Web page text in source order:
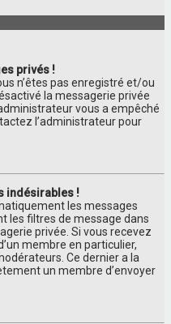
privés !
n’êtes pas enregistré et/ou
la messagerie privée
vous a empêché
l’administrateur pour
indésirables !
les messages
les filtres de message dans
privée. Si vous recevez
membre en particulier,
Ce dernier a la
un membre d’envoyer